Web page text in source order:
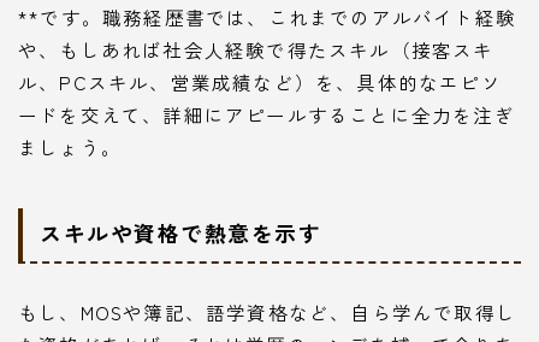
**です。職務経歴書では、これまでのアルバイト経験
や、もしあれば社会人経験で得たスキル（接客スキ
ル、PCスキル、営業成績など）を、具体的なエピソ
ードを交えて、詳細にアピールすることに全力を注ぎ
ましょう。
スキルや資格で熱意を示す
もし、MOSや簿記、語学資格など、自ら学んで取得し